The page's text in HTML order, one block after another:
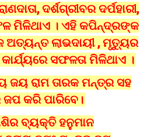
ଦର୍ଶଗ୍ରୀବର ଦର୍ପହାରୀ,
ମିଳିଥାଏ । ଏହି କପିନ୍ଦ୍ରଙ୍କ
ଅତ୍ୟନ୍ତ ଲାଭଦାୟୀ , ମୃତ୍ୟୁର
ସଫଳତା ମିଳିଥାଏ ।
ଜୟ ରାମ ତାରକ ମନ୍ତ୍ର ସହ
ଜପ କରି ପାରିବେ।
ବ୍ୟକ୍ତି ହନୁମାନ